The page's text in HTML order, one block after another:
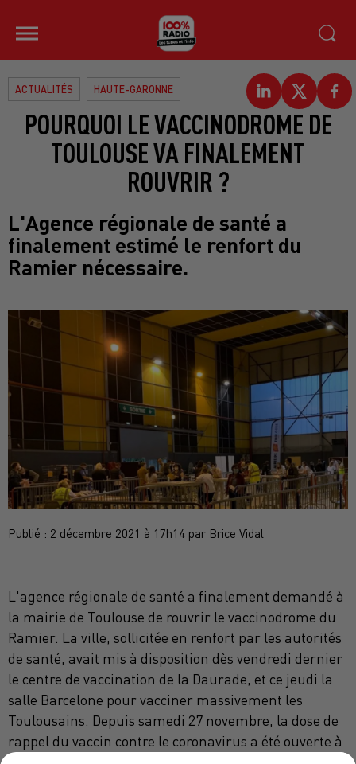
ACTUALITÉS HAUTE-GARONNE
POURQUOI LE VACCINODROME DE
TOULOUSE VA FINALEMENT
ROUVRIR ?
L'Agence régionale de santé a
finalement estimé le renfort du
Ramier nécessaire.
Publié : 2 décembre 2021 à 17h14 par Brice Vidal
L'agence régionale de santé a finalement demandé à
la mairie de Toulouse de rouvrir le vaccinodrome du
Ramier. La ville, sollicitée en renfort par les autorités
de santé, avait mis à disposition dès vendredi dernier
le centre de vaccination de la Daurade, et ce jeudi la
salle Barcelone pour vacciner massivement les
Toulousains. Depuis samedi 27 novembre, la dose de
rappel du vaccin contre le coronavirus a été ouverte à